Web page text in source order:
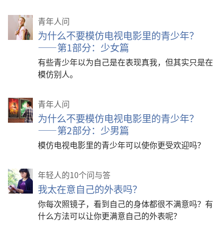
青年人问
为什么不要模仿电视电影里的青少年？
——第1部分：少女篇
有些青少年以为自己是在表现真我，但其实只是在
模仿别人。
青年人问
为什么不要模仿电视电影里的青少年？
——第2部分：少男篇
模仿电视电影里的青少年可以使你更受欢迎吗？
年轻人的10个问与答
我太在意自己的外表吗？
你每次照镜子，看到自己的身体都很不满意吗？有
什么方法可以让你更满意自己的外表呢？